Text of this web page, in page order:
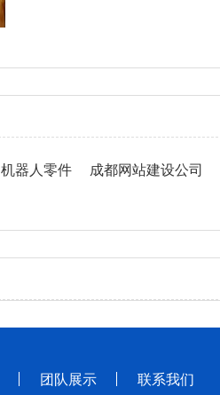
机器人零件 成都网站建设公司
团队展示 联系我们